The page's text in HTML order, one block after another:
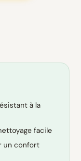
à la
facile
un confort